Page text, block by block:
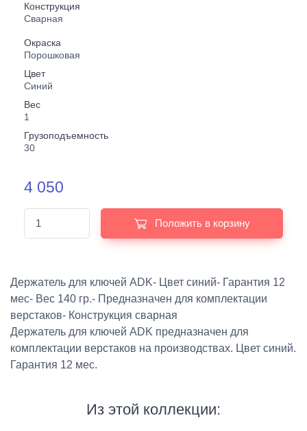
Конструкция
Сварная
Окраска
Порошковая
Цвет
Синий
Вес
1
Грузоподъемность
30
4 050
Положить в корзину
Держатель для ключей ADK- Цвет синий- Гарантия 12
мес- Вес 140 гр.- Предназначен для комплектации
верстаков- Конструкция сварная
Держатель для ключей ADK предназначен для
комплектации верстаков на производствах. Цвет синий.
Гарантия 12 мес.
Из этой коллекции: